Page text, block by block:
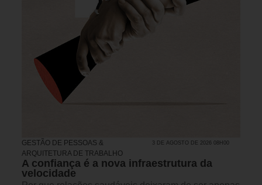
GESTÃO DE PESSOAS &
ARQUITETURA DE TRABALHO
3 DE AGOSTO DE 2026 08H00
A confiança é a nova infraestrutura da
velocidade